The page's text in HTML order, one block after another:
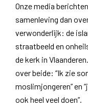
Onze media
samenleving dan
verwonderlijk: de
straatbeeld en
de kerk in
over beide: “Ik zie
moslimjongeren” en
ook heel veel doen”.